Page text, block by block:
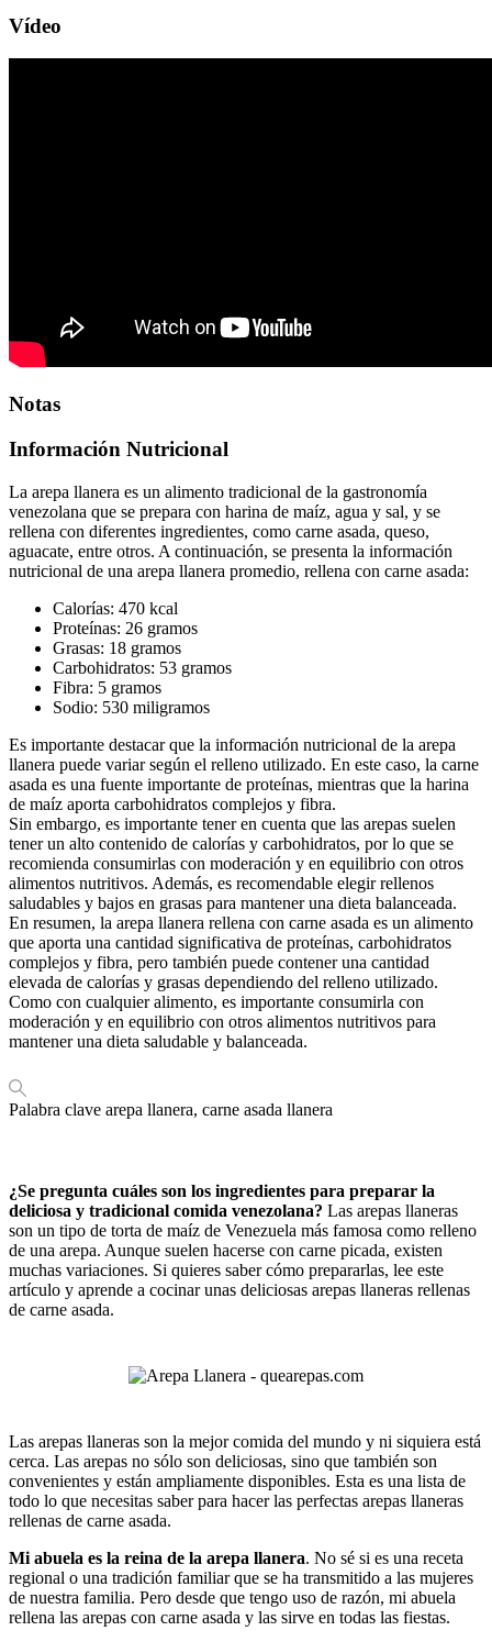
Vídeo
Notas
Información Nutricional
La arepa llanera es un alimento tradicional de la gastronomía
venezolana que se prepara con harina de maíz, agua y sal, y se
rellena con diferentes ingredientes, como carne asada, queso,
aguacate, entre otros. A continuación, se presenta la información
nutricional de una arepa llanera promedio, rellena con carne asada:
Calorías: 470 kcal
Proteínas: 26 gramos
Grasas: 18 gramos
Carbohidratos: 53 gramos
Fibra: 5 gramos
Sodio: 530 miligramos
Es importante destacar que la información nutricional de la arepa
llanera puede variar según el relleno utilizado. En este caso, la carne
asada es una fuente importante de proteínas, mientras que la harina
de maíz aporta carbohidratos complejos y fibra.
Sin embargo, es importante tener en cuenta que las arepas suelen
tener un alto contenido de calorías y carbohidratos, por lo que se
recomienda consumirlas con moderación y en equilibrio con otros
alimentos nutritivos. Además, es recomendable elegir rellenos
saludables y bajos en grasas para mantener una dieta balanceada.
En resumen, la arepa llanera rellena con carne asada es un alimento
que aporta una cantidad significativa de proteínas, carbohidratos
complejos y fibra, pero también puede contener una cantidad
elevada de calorías y grasas dependiendo del relleno utilizado.
Como con cualquier alimento, es importante consumirla con
moderación y en equilibrio con otros alimentos nutritivos para
mantener una dieta saludable y balanceada.
Palabra clave arepa llanera, carne asada llanera
¿Se pregunta cuáles son los ingredientes para preparar la
deliciosa y tradicional comida venezolana? Las arepas llaneras
son un tipo de torta de maíz de Venezuela más famosa como relleno
de una arepa. Aunque suelen hacerse con carne picada, existen
muchas variaciones. Si quieres saber cómo prepararlas, lee este
artículo y aprende a cocinar unas deliciosas arepas llaneras rellenas
de carne asada.
Las arepas llaneras son la mejor comida del mundo y ni siquiera está
cerca. Las arepas no sólo son deliciosas, sino que también son
convenientes y están ampliamente disponibles. Esta es una lista de
todo lo que necesitas saber para hacer las perfectas arepas llaneras
rellenas de carne asada.
Mi abuela es la reina de la arepa llanera. No sé si es una receta
regional o una tradición familiar que se ha transmitido a las mujeres
de nuestra familia. Pero desde que tengo uso de razón, mi abuela
rellena las arepas con carne asada y las sirve en todas las fiestas.